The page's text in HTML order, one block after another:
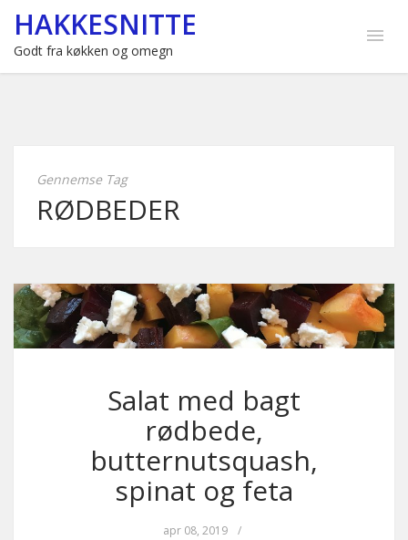
HAKKESNITTE
Godt fra køkken og omegn
Gennemse Tag
RØDBEDER
Salat med bagt
rødbede,
butternutsquash,
spinat og feta
apr 08, 2019 /